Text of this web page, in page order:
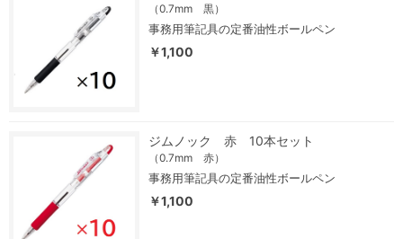
（0.7mm 黒）
事務用筆記具の定番油性ボールペン
￥1,100
ジムノック 赤 10本セット
（0.7mm 赤）
事務用筆記具の定番油性ボールペン
￥1,100